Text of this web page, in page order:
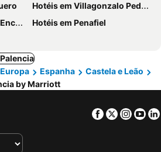
Hotéis em Villagonzalo Pedernales
Hotéis em Penafiel
Europa Espanha
Castela e Leão
by Marriott
Facebook
Twitter